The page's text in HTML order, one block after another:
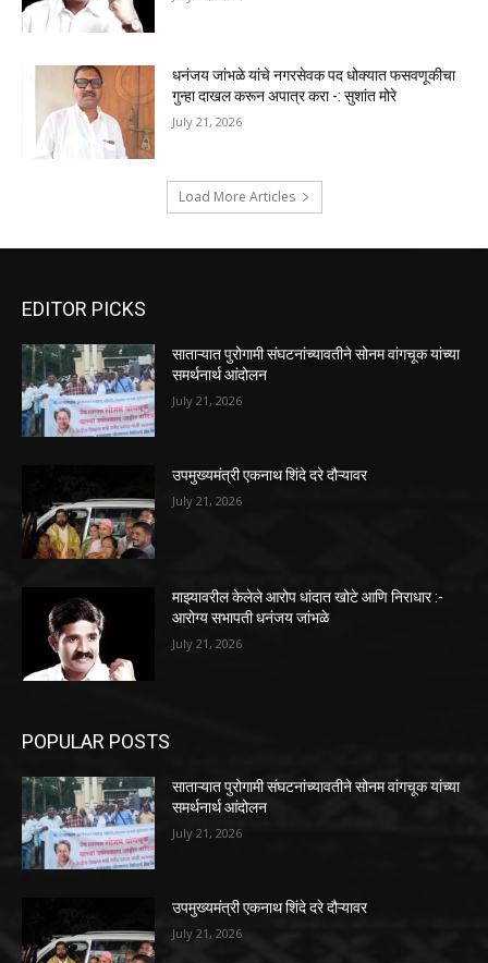
धनंजय जांभळे यांचे नगरसेवक पद धोक्यात फसवणूकीचा
गुन्हा दाखल करून अपात्र करा -: सुशांत मोरे
July 21, 2026
Load More Articles
EDITOR PICKS
साताऱ्यात पुरोगामी संघटनांच्यावतीने सोनम वांगचूक यांच्या
समर्थनार्थ आंदोलन
July 21, 2026
उपमुख्यमंत्री एकनाथ शिंदे दरे दौऱ्यावर
July 21, 2026
माझ्यावरील केलेले आरोप धांदात खोटे आणि निराधार :-
आरोग्य सभापती धनंजय जांभळे
July 21, 2026
POPULAR POSTS
साताऱ्यात पुरोगामी संघटनांच्यावतीने सोनम वांगचूक यांच्या
समर्थनार्थ आंदोलन
July 21, 2026
उपमुख्यमंत्री एकनाथ शिंदे दरे दौऱ्यावर
July 21, 2026